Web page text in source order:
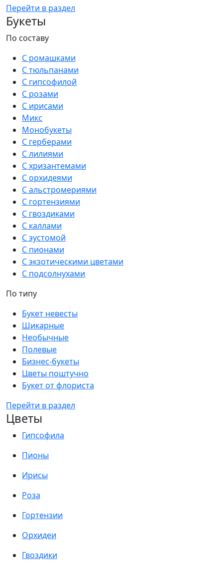
Перейти в раздел
Букеты
По составу
С ромашками
С тюльпанами
С гипсофилой
С розами
С ирисами
Микс
Монобукеты
С герберами
С лилиями
С хризантемами
С орхидеями
С альстромериями
С гортензиями
С гвоздиками
С каллами
С эустомой
С пионами
С экзотическими цветами
С подсолнухами
По типу
Букет невесты
Шикарные
Необычные
Полевые
Бизнес-букеты
Цветы поштучно
Букет от флориста
Перейти в раздел
Цветы
Гипсофила
Пионы
Ирисы
Роза
Гортензии
Орхидеи
Гвоздики